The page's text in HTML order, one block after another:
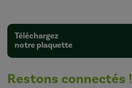
Téléchargez
notre plaquette
Restons connectés !